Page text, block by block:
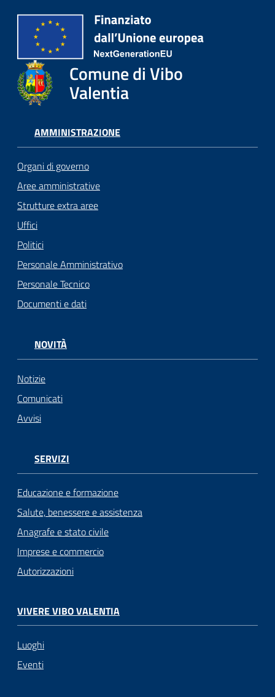
Comune di Vibo
Valentia
AMMINISTRAZIONE
Organi di governo
Aree amministrative
Strutture extra aree
Uffici
Politici
Personale Amministrativo
Personale Tecnico
Documenti e dati
NOVITÀ
Notizie
Comunicati
Avvisi
SERVIZI
Educazione e formazione
Salute, benessere e assistenza
Anagrafe e stato civile
Imprese e commercio
Autorizzazioni
VIVERE VIBO VALENTIA
Luoghi
Eventi